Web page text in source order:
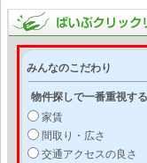
みんなのこだわり
物件探しで一番重視す
家賃
間取り・広さ
交通アクセスの良さ